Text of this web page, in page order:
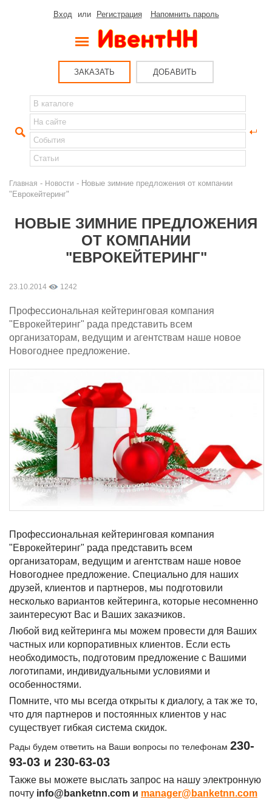
Вход или Регистрация Напомнить пароль
ЗАКАЗАТЬ ДОБАВИТЬ
Главная - Новости - Новые зимние предложения от компании
"Еврокейтеринг"
НОВЫЕ ЗИМНИЕ ПРЕДЛОЖЕНИЯ
ОТ КОМПАНИИ
"ЕВРОКЕЙТЕРИНГ"
23.10.2014 1242
Профессиональная кейтеринговая компания
"Еврокейтеринг" рада представить всем
организаторам, ведущим и агентствам наше новое
Новогоднее предложение.
Профессиональная кейтеринговая компания
"Еврокейтеринг" рада представить всем
организаторам, ведущим и агентствам наше новое
Новогоднее предложение. Специально для наших
друзей, клиентов и партнеров, мы подготовили
несколько вариантов кейтеринга, которые несомненно
заинтересуют Вас и Ваших заказчиков.
Любой вид кейтеринга мы можем провести для Ваших
частных или корпоративных клиентов. Если есть
необходимость, подготовим предложение с Вашими
логотипами, индивидуальными условиями и
особенностями.
Помните, что мы всегда открыты к диалогу, а так же то,
что для партнеров и постоянных клиентов у нас
существует гибкая система скидок.
Рады будем ответить на Ваши вопросы по телефонам 230-
93-03 и 230-63-03
Также вы можете выслать запрос на нашу электронную
почту info@banketnn.com и manager@banketnn.com